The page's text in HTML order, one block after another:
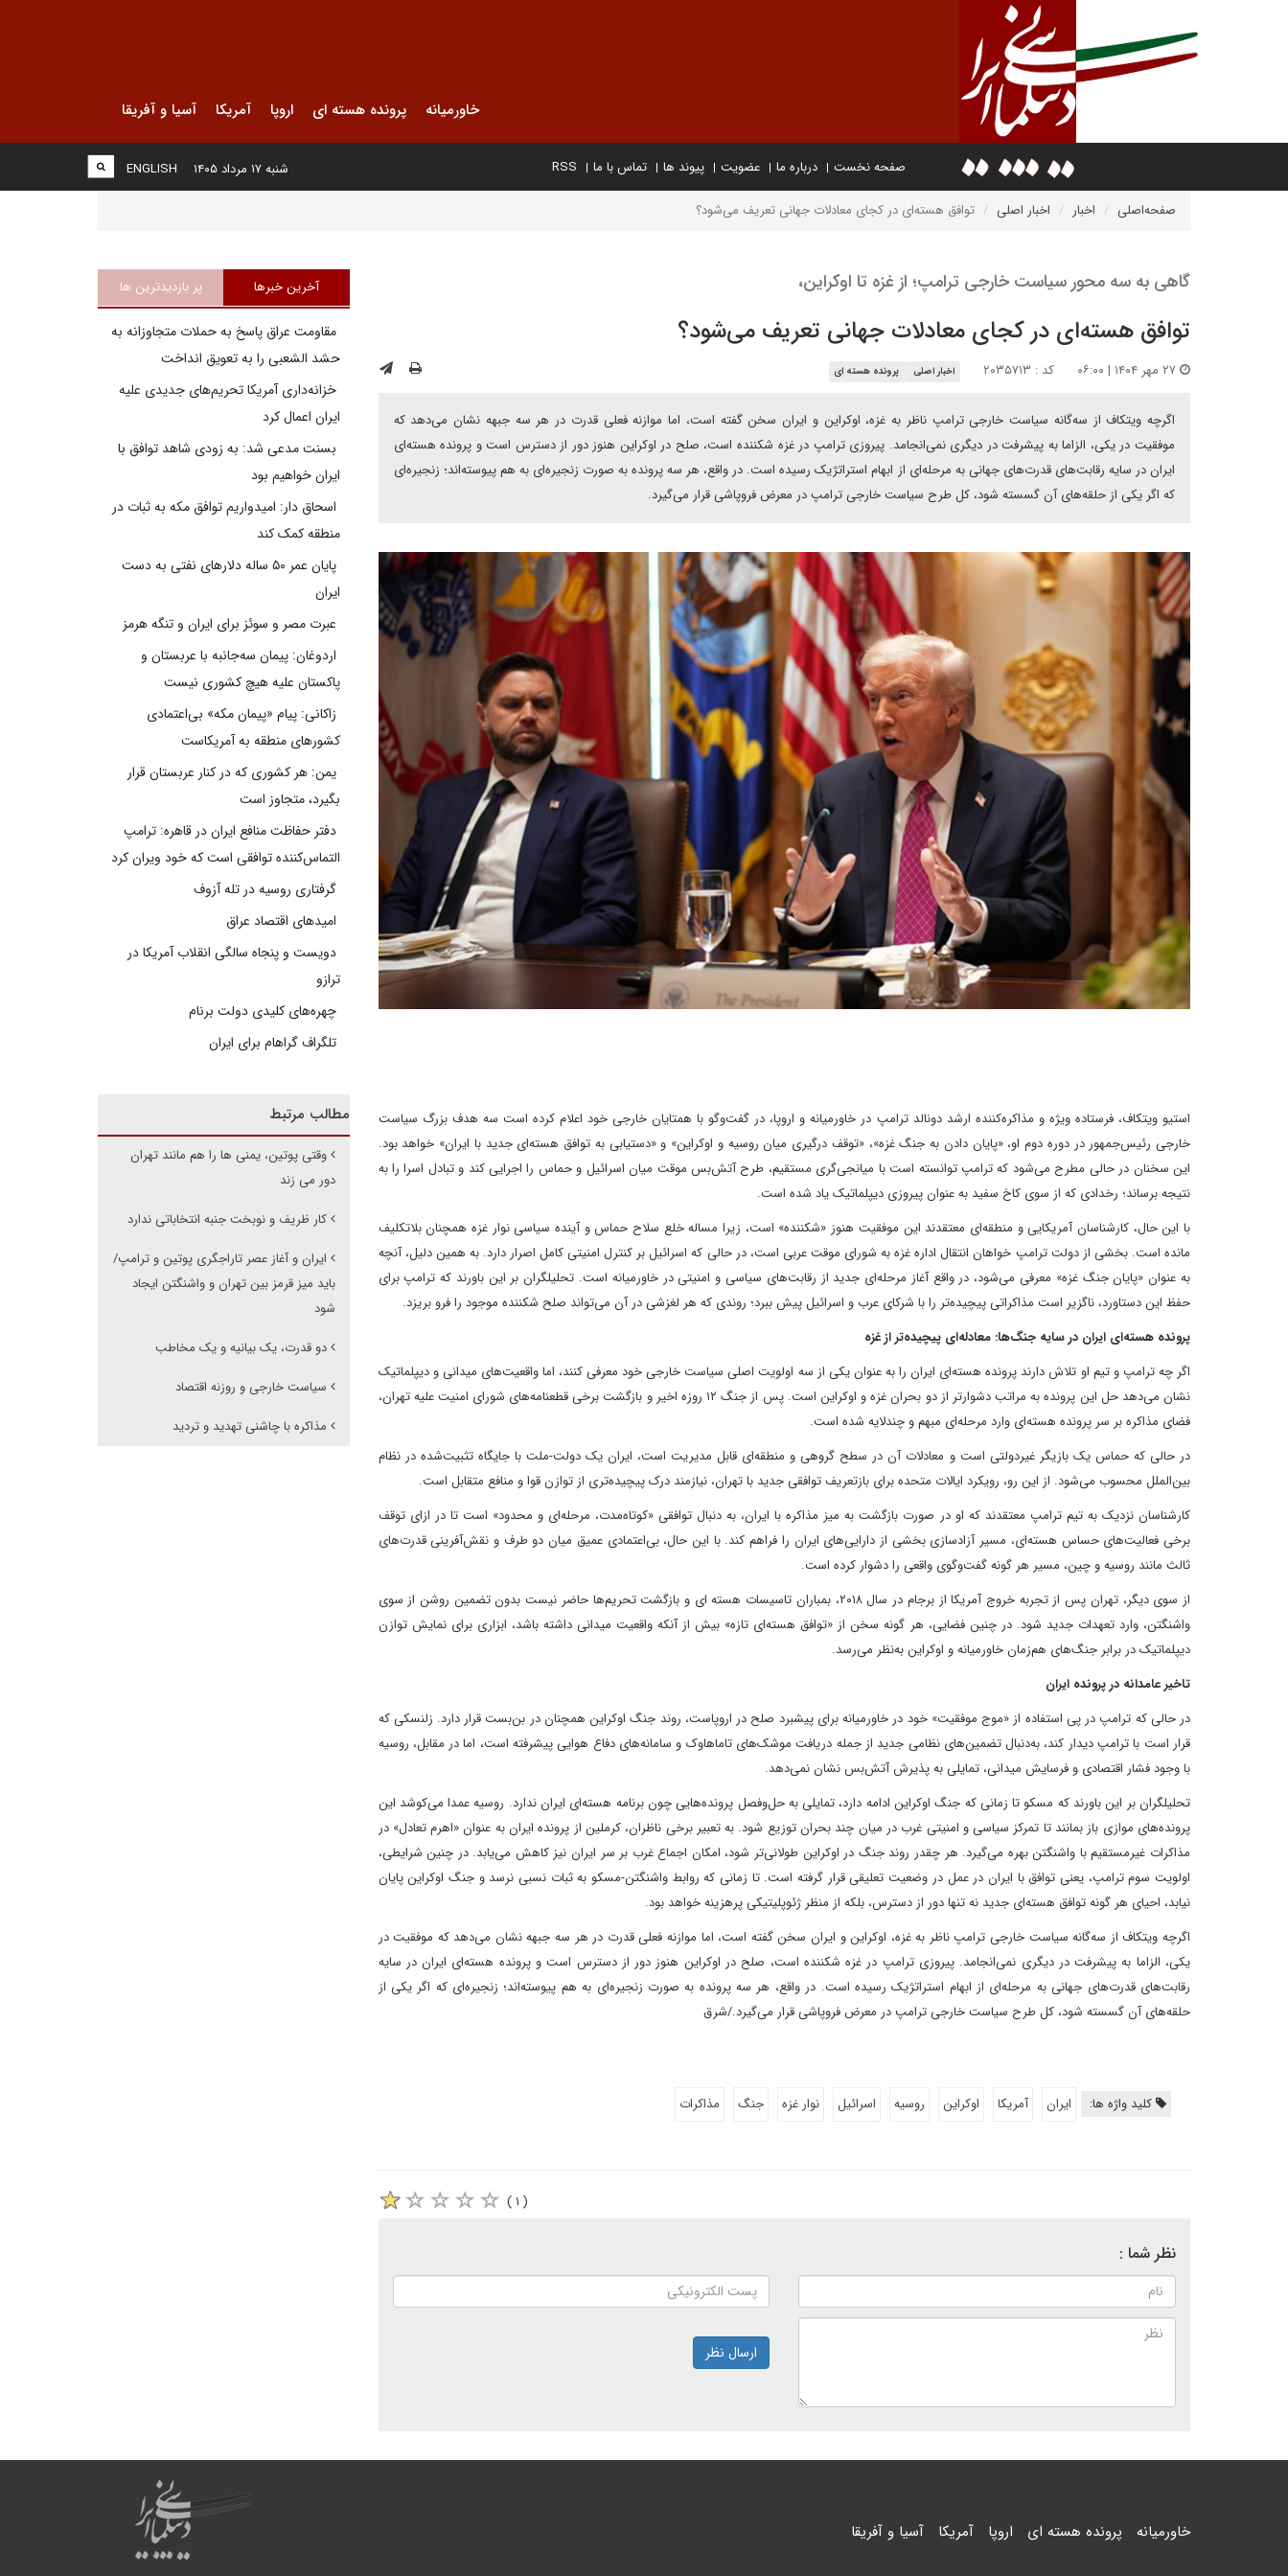
خاورمیانه پرونده هسته ای اروپا آمریکا آسیا و آفریقا
صفحه نخست درباره ما عضویت پیوند ها تماس با ما RSS
ENGLISH شنبه ۱۷ مرداد ۱۴۰۵
صفحه‌اصلی اخبار اخبار اصلی توافق هسته‌ای در کجای معادلات جهانی تعریف می‌شود؟
گاهی به سه محور سیاست خارجی ترامپ؛ از غزه تا اوکراین،
توافق هسته‌ای در کجای معادلات جهانی تعریف می‌شود؟
کد : ۲۰۳۵۷۱۳ اخبار اصلی پرونده هسته ای
اگرچه ویتکاف از سه‌گانه سیاست خارجی ترامپ ناظر به غزه، اوکراین و ایران سخن گفته است، اما موازنه فعلی قدرت در هر سه جبهه نشان می‌دهد که
موفقیت در یکی، الزاما به پیشرفت در دیگری نمی‌انجامد. پیروزی ترامپ در غزه شکننده است، صلح در اوکراین هنوز دور از دسترس است و پرونده هسته‌ای
ایران در سایه رقابت‌های قدرت‌های جهانی به مرحله‌ای از ابهام استراتژیک رسیده است. در واقع، هر سه پرونده به صورت زنجیره‌ای به هم پیوسته‌اند؛ زنجیره‌ای
که اگر یکی از حلقه‌های آن گسسته شود، کل طرح سیاست خارجی ترامپ در معرض فروپاشی قرار می‌گیرد.
استیو ویتکاف، فرستاده ویژه و مذاکره‌کننده ارشد دونالد ترامپ در خاورمیانه و اروپا، در گفت‌وگو با همتایان خارجی خود اعلام کرده است سه هدف بزرگ سیاست
خارجی رئیس‌جمهور در دوره دوم او، «پایان دادن به جنگ غزه»، «توقف درگیری میان روسیه و اوکراین» و «دستیابی به توافق هسته‌ای جدید با ایران» خواهد بود.
این سخنان در حالی مطرح می‌شود که ترامپ توانسته است با میانجی‌گری مستقیم، طرح آتش‌بس موقت میان اسرائیل و حماس را اجرایی کند و تبادل اسرا را به
نتیجه برساند؛ رخدادی که از سوی کاخ سفید به عنوان پیروزی دیپلماتیک یاد شده است.
با این حال، کارشناسان آمریکایی و منطقه‌ای معتقدند این موفقیت هنوز «شکننده» است، زیرا مساله خلع سلاح حماس و آینده سیاسی نوار غزه همچنان بلاتکلیف
مانده است. بخشی از دولت ترامپ خواهان انتقال اداره غزه به شورای موقت عربی است، در حالی که اسرائیل بر کنترل امنیتی کامل اصرار دارد. به همین دلیل، آنچه
به عنوان «پایان جنگ غزه» معرفی می‌شود، در واقع آغاز مرحله‌ای جدید از رقابت‌های سیاسی و امنیتی در خاورمیانه است. تحلیلگران بر این باورند که ترامپ برای
حفظ این دستاورد، ناگزیر است مذاکراتی پیچیده‌تر را با شرکای عرب و اسرائیل پیش ببرد؛ روندی که هر لغزشی در آن می‌تواند صلح شکننده موجود را فرو بریزد.
پرونده هسته‌ای ایران در سایه جنگ‌ها: معادله‌ای پیچیده‌تر از غزه
اگر چه ترامپ و تیم او تلاش دارند پرونده هسته‌ای ایران را به عنوان یکی از سه اولویت اصلی سیاست خارجی خود معرفی کنند، اما واقعیت‌های میدانی و دیپلماتیک
نشان می‌دهد حل این پرونده به مراتب دشوارتر از دو بحران غزه و اوکراین است. پس از جنگ ۱۲ روزه اخیر و بازگشت برخی قطعنامه‌های شورای امنیت علیه تهران،
فضای مذاکره بر سر پرونده هسته‌ای وارد مرحله‌ای مبهم و چندلایه شده است.
در حالی که حماس یک بازیگر غیردولتی است و معادلات آن در سطح گروهی و منطقه‌ای قابل مدیریت است، ایران یک دولت-ملت با جایگاه تثبیت‌شده در نظام
بین‌الملل محسوب می‌شود. از این رو، رویکرد ایالات متحده برای بازتعریف توافقی جدید با تهران، نیازمند درک پیچیده‌تری از توازن قوا و منافع متقابل است.
کارشناسان نزدیک به تیم ترامپ معتقدند که او در صورت بازگشت به میز مذاکره با ایران، به دنبال توافقی «کوتاه‌مدت، مرحله‌ای و محدود» است تا در ازای توقف
برخی فعالیت‌های حساس هسته‌ای، مسیر آزادسازی بخشی از دارایی‌های ایران را فراهم کند. با این حال، بی‌اعتمادی عمیق میان دو طرف و نقش‌آفرینی قدرت‌های
ثالث مانند روسیه و چین، مسیر هر گونه گفت‌وگوی واقعی را دشوار کرده است.
از سوی دیگر، تهران پس از تجربه خروج آمریکا از برجام در سال ۲۰۱۸، بمباران تاسیسات هسته ای و بازگشت تحریم‌ها حاضر نیست بدون تضمین روشن از سوی
واشنگتن، وارد تعهدات جدید شود. در چنین فضایی، هر گونه سخن از «توافق هسته‌ای تازه» بیش از آنکه واقعیت میدانی داشته باشد، ابزاری برای نمایش توازن
دیپلماتیک در برابر جنگ‌های هم‌زمان خاورمیانه و اوکراین به‌نظر می‌رسد.
تاخیر عامدانه در پرونده ایران
در حالی که ترامپ در پی استفاده از «موج موفقیت» خود در خاورمیانه برای پیشبرد صلح در اروپاست، روند جنگ اوکراین همچنان در بن‌بست قرار دارد. زلنسکی که
قرار است با ترامپ دیدار کند، به‌دنبال تضمین‌های نظامی جدید از جمله دریافت موشک‌های تاماهاوک و سامانه‌های دفاع هوایی پیشرفته است، اما در مقابل، روسیه
با وجود فشار اقتصادی و فرسایش میدانی، تمایلی به پذیرش آتش‌بس نشان نمی‌دهد.
تحلیلگران بر این باورند که مسکو تا زمانی که جنگ اوکراین ادامه دارد، تمایلی به حل‌وفصل پرونده‌هایی چون برنامه هسته‌ای ایران ندارد. روسیه عمدا می‌کوشد این
پرونده‌های موازی باز بمانند تا تمرکز سیاسی و امنیتی غرب در میان چند بحران توزیع شود. به تعبیر برخی ناظران، کرملین از پرونده ایران به عنوان «اهرم تعادل» در
مذاکرات غیرمستقیم با واشنگتن بهره می‌گیرد. هر چقدر روند جنگ در اوکراین طولانی‌تر شود، امکان اجماع غرب بر سر ایران نیز کاهش می‌یابد. در چنین شرایطی،
اولویت سوم ترامپ، یعنی توافق با ایران در عمل در وضعیت تعلیقی قرار گرفته است. تا زمانی که روابط واشنگتن-مسکو به ثبات نسبی نرسد و جنگ اوکراین پایان
نیابد، احیای هر گونه توافق هسته‌ای جدید نه تنها دور از دسترس، بلکه از منظر ژئوپلیتیکی پرهزینه خواهد بود.
اگرچه ویتکاف از سه‌گانه سیاست خارجی ترامپ ناظر به غزه، اوکراین و ایران سخن گفته است، اما موازنه فعلی قدرت در هر سه جبهه نشان می‌دهد که موفقیت در
یکی، الزاما به پیشرفت در دیگری نمی‌انجامد. پیروزی ترامپ در غزه شکننده است، صلح در اوکراین هنوز دور از دسترس است و پرونده هسته‌ای ایران در سایه
رقابت‌های قدرت‌های جهانی به مرحله‌ای از ابهام استراتژیک رسیده است. در واقع، هر سه پرونده به صورت زنجیره‌ای به هم پیوسته‌اند؛ زنجیره‌ای که اگر یکی از
حلقه‌های آن گسسته شود، کل طرح سیاست خارجی ترامپ در معرض فروپاشی قرار می‌گیرد./شرق
کلید واژه ها: ایران آمریکا اوکراین روسیه اسرائیل نوار غزه جنگ مذاکرات
( ۱ )
نظر شما :
ارسال نظر
آخرین خبرها پر بازدیدترین ها
مقاومت عراق پاسخ به حملات متجاوزانه به
حشد الشعبی را به تعویق انداخت
خزانه‌داری آمریکا تحریم‌های جدیدی علیه
ایران اعمال کرد
بسنت مدعی شد: به زودی شاهد توافق با
ایران خواهیم بود
اسحاق دار: امیدواریم توافق مکه به ثبات در
منطقه کمک کند
پایان عمر ۵۰ ساله دلارهای نفتی به دست
ایران
عبرت مصر و سوئز برای ایران و تنگه هرمز
اردوغان: پیمان سه‌جانبه با عربستان و
پاکستان علیه هیچ کشوری نیست
زاکانی: پیام «پیمان مکه» بی‌اعتمادی
کشورهای منطقه به آمریکاست
یمن: هر کشوری که در کنار عربستان قرار
بگیرد، متجاوز است
دفتر حفاظت منافع ایران در قاهره: ترامپ
التماس‌کننده توافقی است که خود ویران کرد
گرفتاری روسیه در تله آزوف
امیدهای اقتصاد عراق
دویست و پنجاه سالگی انقلاب آمریکا در
ترازو
چهره‌های کلیدی دولت برنام
تلگراف گراهام برای ایران
مطالب مرتبط
وقتی پوتین، یمنی ها را هم مانند تهران
دور می زند
کار ظریف و نوبخت جنبه انتخاباتی ندارد
ایران و آغاز عصر تاراجگری پوتین و ترامپ/
باید میز قرمز بین تهران و واشنگتن ایجاد
شود
دو قدرت، یک بیانیه و یک مخاطب
سیاست خارجی و روزنه اقتصاد
مذاکره با چاشنی تهدید و تردید
خاورمیانه پرونده هسته ای اروپا آمریکا آسیا و آفریقا